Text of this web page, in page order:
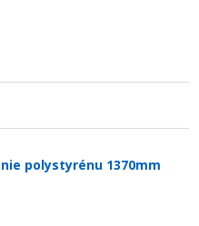
polystyrénu 1370mm